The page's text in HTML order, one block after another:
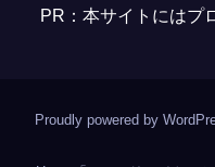
PR：本サイトにはプ
Proudly powered by